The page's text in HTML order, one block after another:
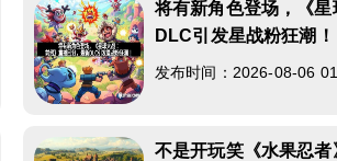
将有新角色登场，《
DLC引发星战粉狂潮！
发布时间：2026-08-06
不是开玩笑《水果忍